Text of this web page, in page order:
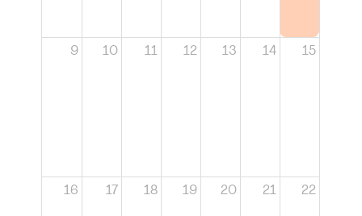
9 10 11 12 13 14 15
16 17 18 19 20 21 22